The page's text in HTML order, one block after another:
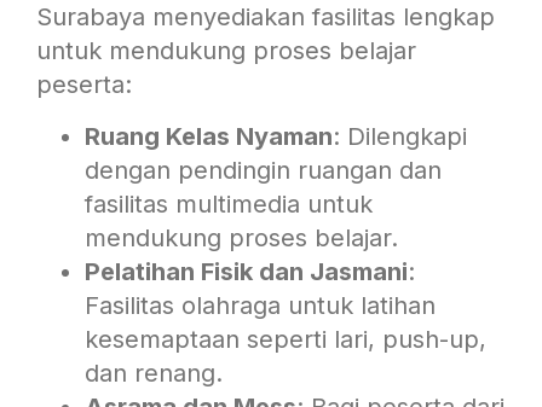
Surabaya menyediakan fasilitas lengkap
untuk mendukung proses belajar
peserta:
Ruang Kelas Nyaman: Dilengkapi
dengan pendingin ruangan dan
fasilitas multimedia untuk
mendukung proses belajar.
Pelatihan Fisik dan Jasmani:
Fasilitas olahraga untuk latihan
kesemaptaan seperti lari, push-up,
dan renang.